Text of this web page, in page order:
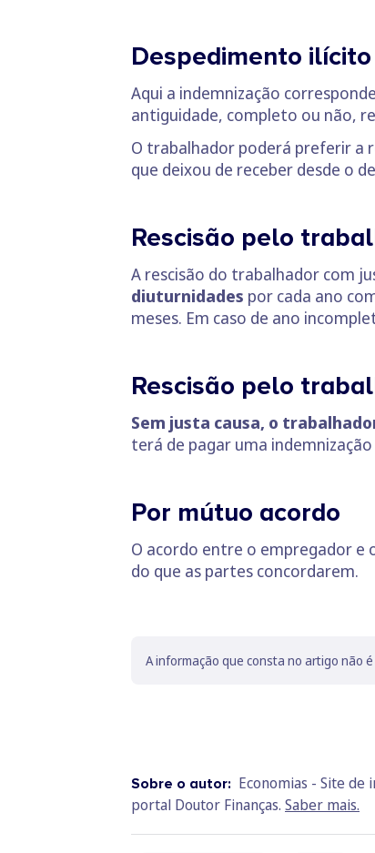
Despedimento ilícito
Aqui a indemnização
antiguidade, completo ou não,
O trabalhador poderá preferir a
que deixou de receber desde o
Rescisão pelo
A rescisão do trabalhador com
diuturnidades por cada ano
meses. Em caso de ano
Rescisão pelo
Sem justa causa, o
terá de pagar uma
Por mútuo acordo
O acordo entre o empregador e
do que as partes concordarem.
A informação que consta no artigo não
Sobre o autor: Economias - Site de
portal Doutor Finanças. Saber mais.